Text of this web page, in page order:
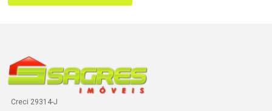
Creci 29314-J